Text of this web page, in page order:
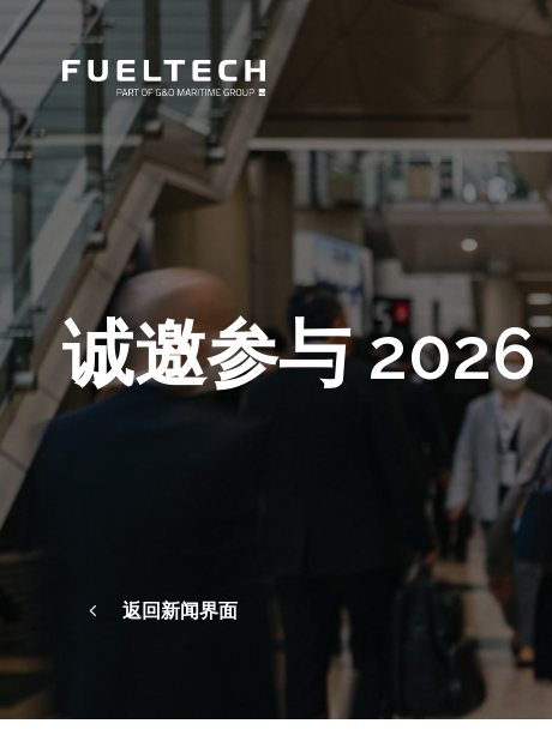
诚邀参与
返回新闻界面